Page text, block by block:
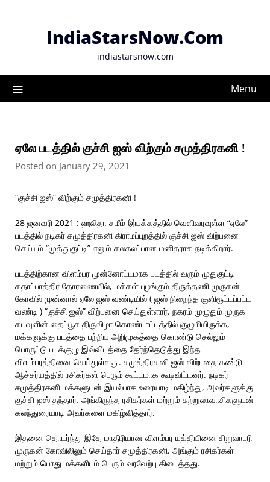
IndiaStarsNow.Com
indiastarsnow.com
Menu
ஏலே படத்தில் குச்சி ஐஸ் விற்கும் சமுத்திரகனி !
Posted on January 29, 2021
“குச்சி ஐஸ்” விற்கும் சமுத்திரகனி !
28 ஜனவரி 2021 : ஹலிதா சமீம் இயக்கத்தில் வெளிவரவுள்ள “ஏலே”
படத்தில் நடிகர் சமுத்திரகனி கிராமப்புறத்தில் குச்சி ஐஸ் விற்பனை
செய்யும் “முத்துகுட்டி” எனும் கலகலப்பான மனிதராக நடிக்கிறார்.
படத்திற்கான விளம்பர முன்னோட்டமாக படத்தில் வரும் முதுகுட்டி
கதாப்பாத்திர தோரணையில், மக்கள் புழங்கும் திருத்தணி முருகன்
கோவில் முன்னால் ஏலே ஐஸ் வண்டியில் ( ஐஸ் நிறைந்த குளிரூட்டப்பட்ட
வண்டி ) “குச்சி ஐஸ்” விற்பனை செய்துள்ளார். நகரம் முழுதும் முருக
கடவுளின் தைப்பூச திருவிழா கொண்டாட்டத்தில் குழுமியிருக்க,
மக்களுக்கு படத்தை பற்றிய அறிமுகத்தை கொண்டு செல்லும்
பொருட்டு படக்குழு இவ்விடத்தை தேர்ந்தெடுத்து இந்த
விளம்பரத்தினை செய்துள்ளது. சமுத்திரகனி ஐஸ் விற்பதை கண்டு
ஆச்சர்யத்தில் ரசிகர்கள் பெரும் கூட்டமாக கூடிவிட்டனர். நடிகர்
சமுத்திரகனி மக்களுடன் இயல்பாக உரையாடி மகிழ்ந்து, அவர்களுக்கு
குச்சி ஐஸ் தந்தார். அங்கிருந்த ரசிகர்கள் மற்றும் சுற்றுலாவாசிகளுடன்
கலந்துரையாடி அவர்களை மகிழ்வித்தார்.
இதனை தொடர்ந்து இதே மாதிரியான விளம்பர யுக்தியினை சிறுவாபுரி
முருகன் கோவிலிலும் செய்தார் சமுத்திரகனி. அங்கும் ரசிகர்கள்
மற்றும் பொது மக்களிடம் பெரும் வரவேற்பு கிடைத்தது.